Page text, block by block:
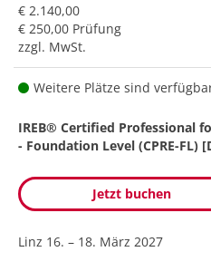
€ 2.140,00
€ 250,00 Prüfung
zzgl. MwSt.
Weitere Plätze sind
IREB® Certified Professional
- Foundation Level (CPRE-FL)
Jetzt buchen
Linz 16. – 18. März 2027